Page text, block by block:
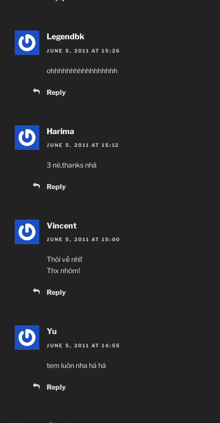
Legendbk
JUNE 5, 2011 AT 15:26
ohhhhhhhhhhhhhhhhh
Reply
Harima
JUNE 5, 2011 AT 15:12
3 nè,thanks nhá
Reply
Vincent
JUNE 5, 2011 AT 15:00
Thôi về nhì!
Thx nhóm!
Reply
Yu
JUNE 5, 2011 AT 14:55
tem luôn nha há há
Reply